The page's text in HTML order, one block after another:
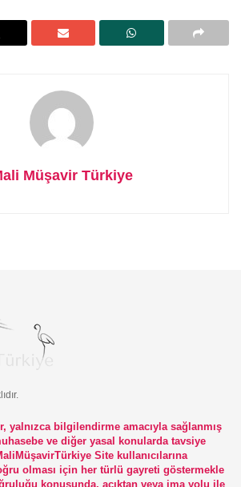
Müşavir Türkiye
yalnızca bilgilendirme amacıyla sağlanmış
ve diğer yasal konularda tavsiye
Site kullanıcılarına
olması için her türlü gayreti göstermekle
konusunda, açıktan veya ima yolu ile